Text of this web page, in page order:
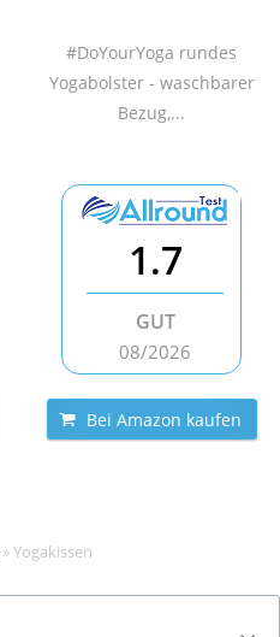
#DoYourYoga rundes
Yogabolster - waschbarer
Bezug,...
1.7
GUT
08/2026
Bei Amazon kaufen
»Yogakissen